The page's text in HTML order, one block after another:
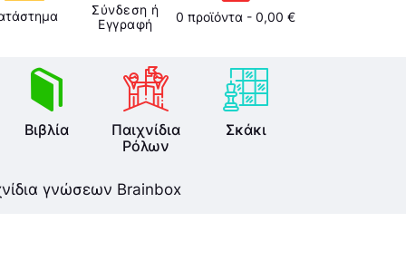
Σύνδεση ή
Εγγραφή
0 προϊόντα - 0,00 €
Βιβλία
Παιχνίδια
Ρόλων
Σκάκι
γνώσεων Brainbox